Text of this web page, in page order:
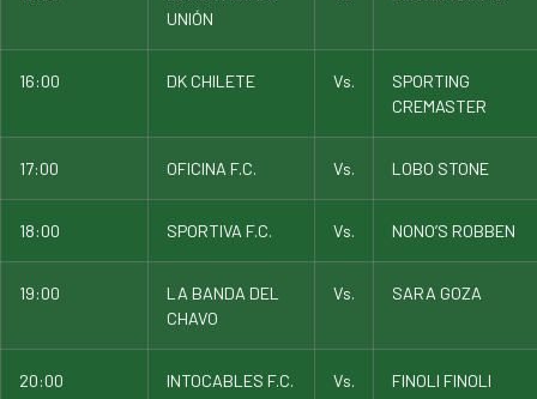
UNIÓN
16:00 DK CHILETE Vs.
SPORTING
CREMASTER
17:00 OFICINA F.C. Vs. LOBO STONE
18:00 SPORTIVA F.C. Vs. NONO’S ROBBEN
19:00
LA BANDA DEL
CHAVO
Vs. SARA GOZA
20:00 INTOCABLES F.C. Vs. FINOLI FINOLI